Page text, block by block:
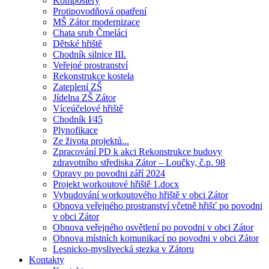
Protipovodňová opatření
MŠ Zátor modernizace
Chata srub Čmeláci
Dětské hřiště
Chodník silnice III.
Veřejné prostranství
Rekonstrukce kostela
Zateplení ZŠ
Jídelna ZŠ Zátor
Víceúčelové hřiště
Chodník I⁄45
Plynofikace
Ze života projektů...
Zpracování PD k akci Rekonstrukce budovy
zdravotního střediska Zátor – Loučky, č.p. 98
Opravy po povodni září 2024
Projekt workoutové hřiště 1.docx
Vybudování workoutového hřiště v obci Zátor
Obnova veřejného prostranství včetně hřišť po povodni
v obci Zátor
Obnova veřejného osvětlení po povodni v obci Zátor
Obnova místních komunikací po povodni v obci Zátor
Lesnicko-myslivecká stezka v Zátoru
Kontakty